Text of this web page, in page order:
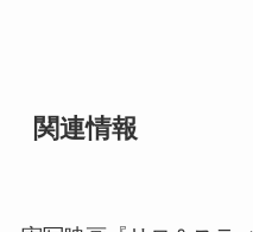
関連情報